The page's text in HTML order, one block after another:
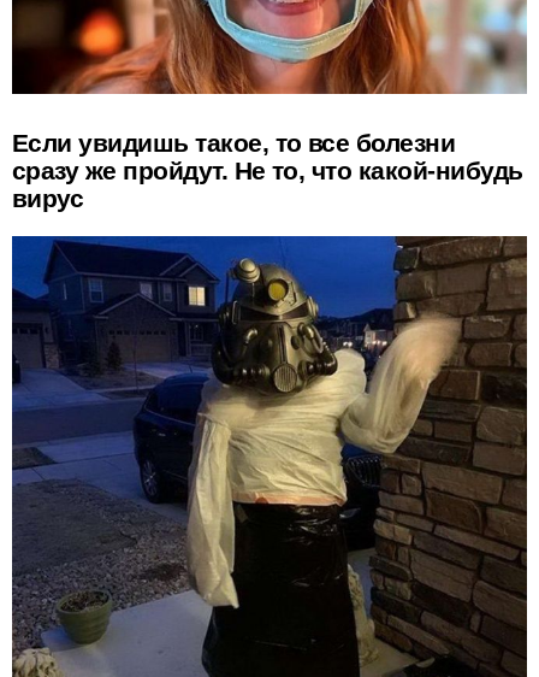
Если увидишь такое, то все болезни
сразу же пройдут. Не то, что какой-нибудь
вирус